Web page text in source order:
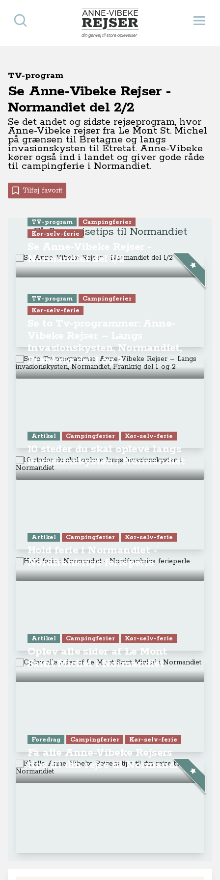
Anne-Vibeke Rejser
din genvej til store oplevelser
Åbn
Søg
TV-program
Se Anne-Vibeke Rejser -
Normandiet del 2/2
Se det andet og sidste rejseprogram, hvor
Anne-Vibeke rejser fra Le Mont St. Michel
på grænsen til Bretagne og langs
invasionskysten til Étretat. Anne-Vibeke
kører også ind i landet og giver gode råde
til campingferie i Normandiet.
Tilføj favorit
Få flere rejsetips til Normandiet
TV-program
Campingferier
Kør-selv-ferie
Normandiet del 1/2
TV-program
Campingferier
Kør-selv-ferie
invasionskysten, Normandiet,
Frankrig del 1 og 2
Artikel Campingferier Kør-selv-ferie
10 steder du skal opleve langs
invasionskysten i Normandiet
Artikel Campingferier Kør-selv-ferie
Hold ferie i Normandiet -
Nordfrankrigs ferieperle
Artikel Campingferier Kør-selv-ferie
Oplev alle sider af Le Mont
Saint Michel i Normandiet
Foredrag Campingferier Kør-selv-ferie
Få alle Anne-Vibeke Rejsers
tips til din rejse til Normandiet